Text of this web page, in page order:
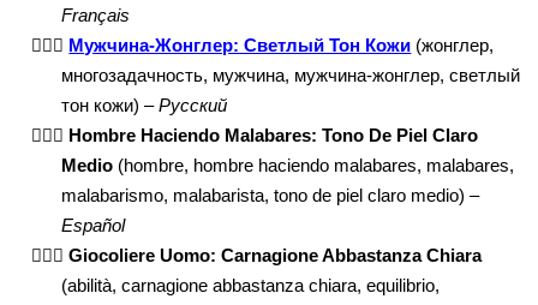
Français
🤹🏼‍♂️ Мужчина-Жонглер: Светлый Тон Кожи (жонглер,
многозадачность, мужчина, мужчина-жонглер, светлый
тон кожи) –Русский
🤹🏼‍♂️ Hombre Haciendo Malabares: Tono De Piel Claro
Medio (hombre, hombre haciendo malabares, malabares,
malabarismo, malabarista, tono de piel claro medio) –
Español
🤹🏼‍♂️ Giocoliere Uomo: Carnagione Abbastanza Chiara
(abilità, carnagione abbastanza chiara, equilibrio,